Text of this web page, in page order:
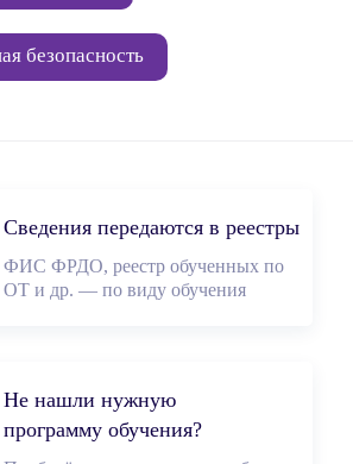
безопасность
Сведения передаются в реестры
ФИС ФРДО, реестр обученных по
ОТ и др. — по виду обучения
Не нашли нужную
программу обучения?